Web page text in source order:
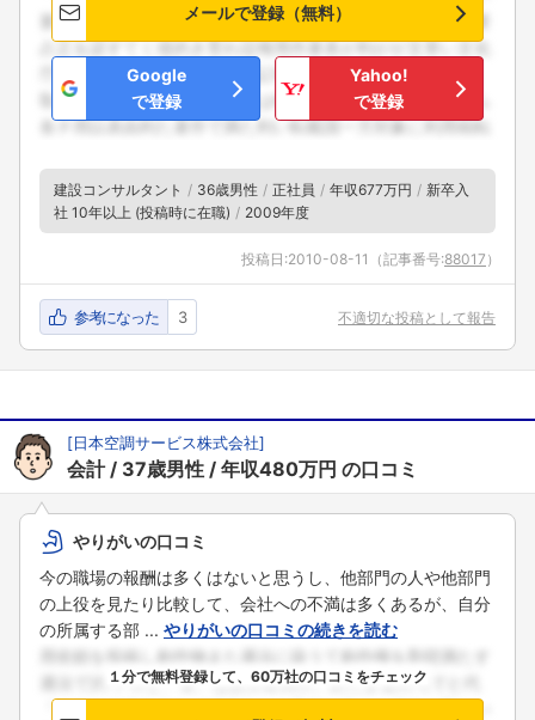
フォローしました
こちらの企業もフォローしませんか？
メールで登録（無料）
Google
で登録
Yahoo!
で登録
建設コンサルタント 36歳男性 正社員 年収677万円
新卒入
社 10年以上 (投稿時に在職)
2009年度
投稿日:2010-08-11 （記事番号:88017 ）
参考になった 3 不適切な投稿として報告
[日本空調サービス株式会社]
会計 37歳男性 年収480万円 の口コミ
やりがいの口コミ
今の職場の報酬は多くはないと思うし、他部門の人や他部門
の上役を見たり比較して、会社への不満は多くあるが、自分
の所属する部 ... やりがいの口コミの続きを読む
１分で無料登録して、60万社の口コミをチェック